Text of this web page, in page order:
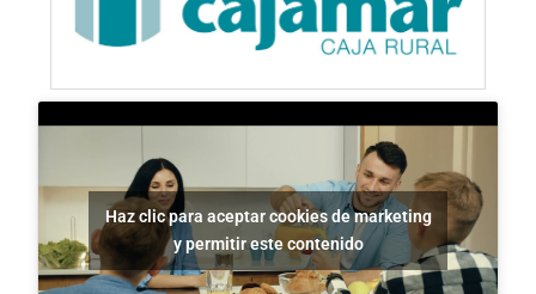
Haz clic para aceptar cookies de marketing
y permitir este contenido